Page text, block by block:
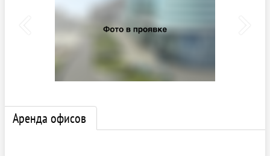
Аренда офисов